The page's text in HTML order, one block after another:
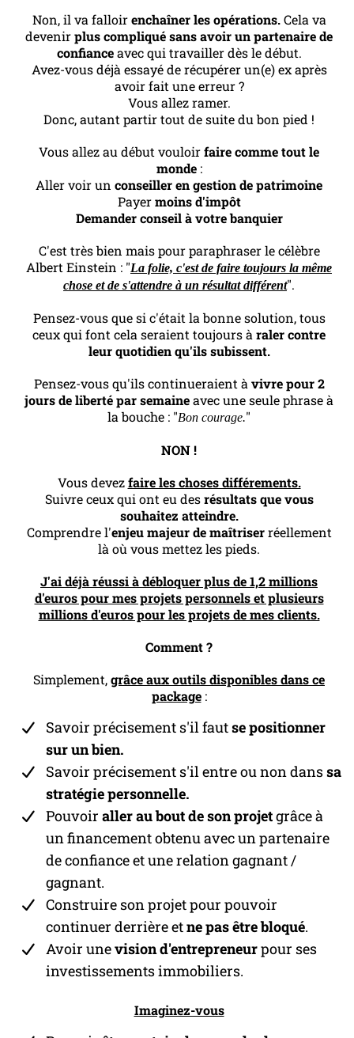
Non, il va falloirenchaîner les opérations.Cela va
devenirplus compliqué sans avoir un partenaire de
confianceavec qui travailler dès le début.
Avez-vous déjà essayé de récupérer un(e) ex après
avoir fait une erreur ?
Vous allez ramer.
Donc, autant partir tout de suite du bon pied !
Vous allez au début vouloirfaire comme tout le
monde:
Aller voir un conseiller en gestion de patrimoine
Payermoins d'impôt
Demander conseil à votre banquier
C'est très bien mais pour paraphraser le célèbre
Albert Einstein : "La folie, c'est de faire toujours la même
chose et de s'attendre à un résultat différent".
Pensez-vous que si c'était la bonne solution, tous
ceux qui font cela seraient toujours à raler contre
leur quotidien qu'ils subissent.
Pensez-vous qu'ils continueraient à vivre pour 2
jours de liberté par semaineavec une seule phrase à
la bouche : "Bon courage."
NON !
Vous devezfaire les choses différements.
Suivre ceux qui ont eu desrésultats que vous
souhaitez atteindre.
Comprendre l'enjeu majeur de maîtriserréellement
là où vous mettez les pieds.
J'ai déjà réussi à débloquer plus de 1,2 millions
d'euros pour mes projets personnels et plusieurs
millions d'euros pour les projets de mes clients.
Comment ?
Simplement,grâce aux outils disponibles dans ce
package:
Savoir précisement s'il fautse positionner
sur un bien.
Savoir précisement s'il entre ou non danssa
stratégie personnelle.
Pouvoir aller au bout de son projetgrâce à
un financement obtenu avec un partenaire
de confiance et une relation gagnant /
gagnant.
Construire son projet pour pouvoir
continuer derrière etne pas être bloqué.
Avoir unevision d'entrepreneurpour ses
investissements immobiliers.
Imaginez-vous